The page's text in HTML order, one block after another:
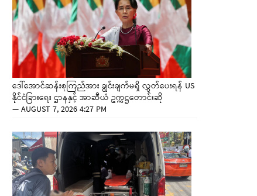
ဒေါ်အောင်ဆန်းစုကြည်အား ချွင်းချက်မရှိ လွှတ်ပေးရန် US
နိုင်ငံခြားရေး ဌာနနှင့် အာဆီယံ ဥက္ကဋ္ဌတောင်းဆို
—AUGUST 7, 2026 4:27 PM